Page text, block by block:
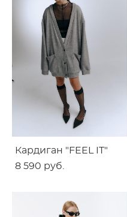
Кардиган "FEEL IT"
8 590 pуб.